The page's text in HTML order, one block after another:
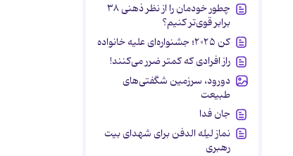
چطور خودمان را از نظر ذهنی ۳۸
برابر قوی‌تر کنیم؟
کن ۲۰۲۵؛ جشنواره‌ای علیه خانواده
راز افرادی که کمتر ضرر می‌کنند!
دورود، سرزمین شگفتی‌های
طبیعت
جان فدا
نماز لیله الدفن برای شهدای بیت
رهبری